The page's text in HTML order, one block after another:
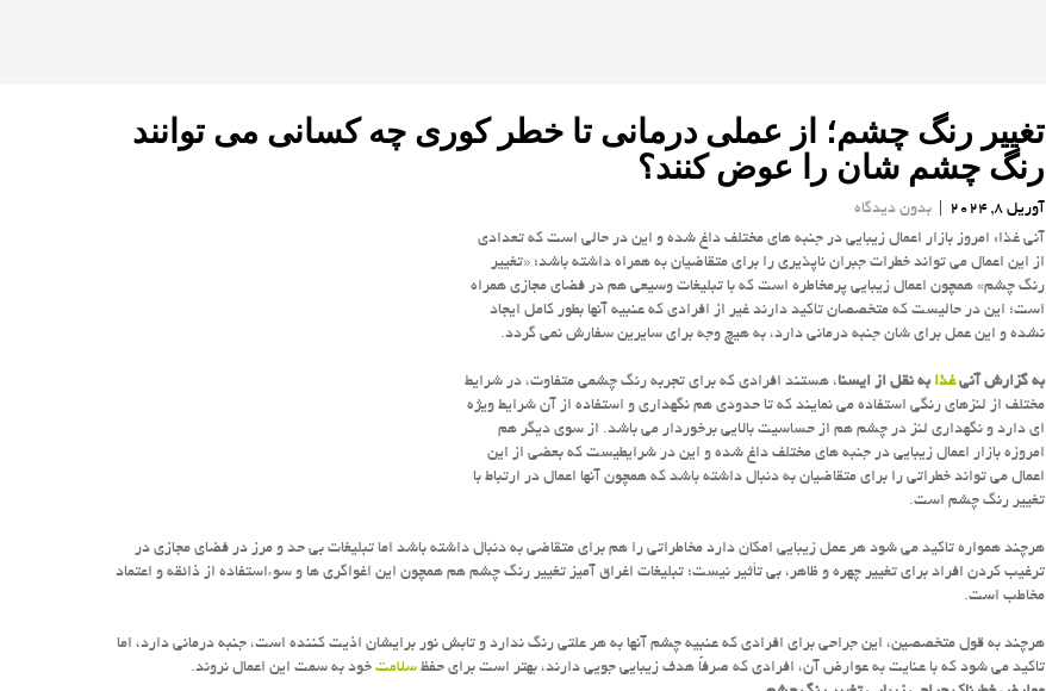
تغییر رنگ چشم؛ از عملی درمانی تا خطر كوری چه کسانی می توانند
رنگ چشم شان را عوض کنند؟
آوریل 8, 2024
بدون دیدگاه
آنی غذا: امروز بازار اعمال زیبایی در جنبه های مختلف داغ شده و این در حالی است که تعدادی
از این اعمال می تواند خطرات جبران ناپذیری را برای متقاضیان به همراه داشته باشد؛ «تغییر
رنگ چشم» همچون اعمال زیبایی پرمخاطره است که با تبلیغات وسیعی هم در فضای مجازی همراه
است؛ این در حالیست که متخصصان تاکید دارند غیر از افرادی که عنبیه آنها بطور کامل ایجاد
نشده و این عمل برای شان جنبه درمانی دارد، به هیچ وجه برای سایرین سفارش نمی گردد.
به گزارش آنیغذا به نقل از ایسنا، هستند افرادی که برای تجربه رنگ چشمی متفاوت، در شرایط
مختلف از لنزهای رنگی استفاده می نمایند که تا حدودی هم نگهداری و استفاده از آن شرایط ویژه
ای دارد و نگهداری لنز در چشم هم از حساسیت بالایی برخوردار می باشد. از سوی دیگر هم
امروزه بازار اعمال زیبایی در جنبه های مختلف داغ شده و این در شرایطیست که بعضی از این
اعمال می تواند خطراتی را برای متقاضیان به دنبال داشته باشد که همچون آنها اعمال در ارتباط با
تغییر رنگ چشم است.
هرچند همواره تاکید می شود هر عمل زیبایی امکان دارد مخاطراتی را هم برای متقاضی به دنبال داشته باشد اما تبلیغات بی حد و مرز در فضای مجازی در
ترغیب کردن افراد برای تغییر چهره و ظاهر، بی تأثیر نیست؛ تبلیغات اغراق آمیز تغییر رنگ چشم هم همچون این اغواگری ها و سوءاستفاده از ذائقه و اعتماد
مخاطب است.
هرچند به قول متخصصین، این جراحی برای افرادی که عنبیه چشم آنها به هر علتی رنگ ندارد و تابش نور برایشان اذیت کننده است، جنبه درمانی دارد، اما
تاکید می شود که با عنایت به عوارض آن، افرادی که صرفاً هدف زیبایی جویی دارند، بهتر است برای حفظ سلامت خود به سمت این اعمال نروند.